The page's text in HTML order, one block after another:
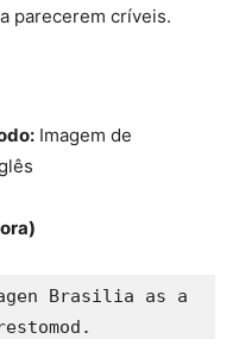
parecerem críveis.
Imagem de
Brasilia as a